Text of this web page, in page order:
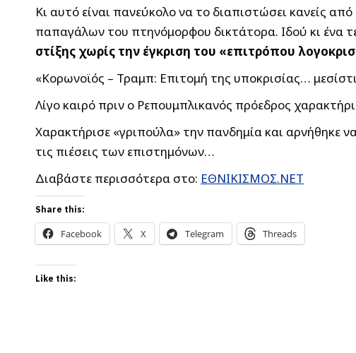
Κι αυτό είναι πανεύκολο να το διαπιστώσει κανείς
παπαγάλων του πτηνόμορφου δικτάτορα. Ιδού κι ένα
στίξης χωρίς την έγκριση του «επιτρόπου
«Κορωνοϊός – Τραμπ: Επιτομή της υποκρισίας…
Λίγο καιρό πριν ο Ρεπουμπλικανός πρόεδρος
Χαρακτήρισε «γριπούλα» την πανδημία και αρνήθηκε
τις πιέσεις των επιστημόνων…
Διαβάστε περισσότερα στο: ΕΘΝΙΚΙΣΜΟΣ.ΝΕΤ
Share this:
Facebook X Telegram Threads
Like this: